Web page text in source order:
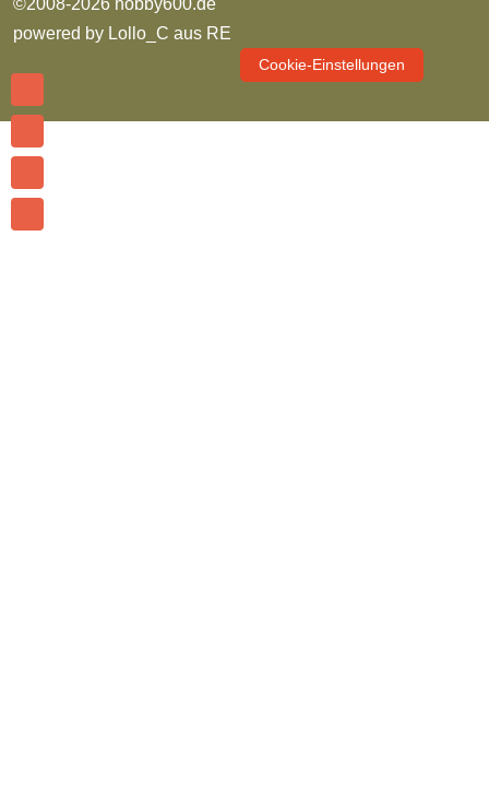
©2008-2026 hobby600.de
powered by Lollo_C aus RE
Cookie-Einstellungen